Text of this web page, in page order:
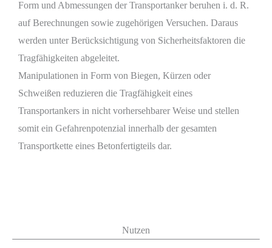
Form und Abmessungen der Transportanker beruhen i. d. R.
auf Berechnungen sowie zugehörigen Versuchen. Daraus
werden unter Berücksichtigung von Sicherheitsfaktoren die
Tragfähigkeiten abgeleitet.
Manipulationen in Form von Biegen, Kürzen oder
Schweißen reduzieren die Tragfähigkeit eines
Transportankers in nicht vorhersehbarer Weise und stellen
somit ein Gefahrenpotenzial innerhalb der gesamten
Transportkette eines Betonfertigteils dar.
Nutzen